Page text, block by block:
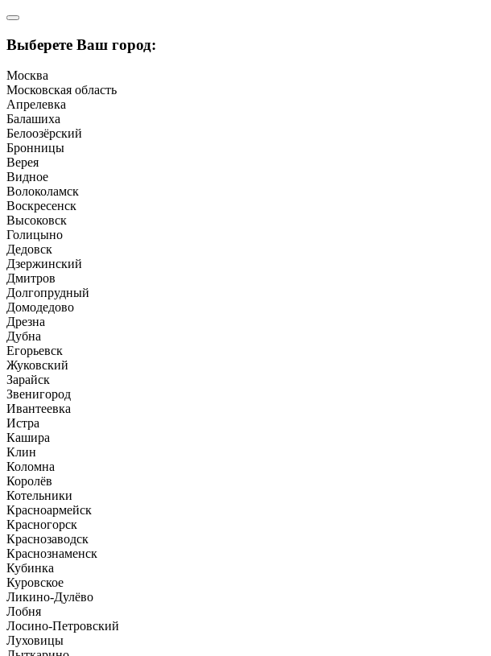
Выберете Ваш город:
Москва
Московская область
Апрелевка
Балашиха
Белоозёрский
Бронницы
Верея
Видное
Волоколамск
Воскресенск
Высоковск
Голицыно
Дедовск
Дзержинский
Дмитров
Долгопрудный
Домодедово
Дрезна
Дубна
Егорьевск
Жуковский
Зарайск
Звенигород
Ивантеевка
Истра
Кашира
Клин
Коломна
Королёв
Котельники
Красноармейск
Красногорск
Краснозаводск
Краснознаменск
Кубинка
Куровское
Ликино-Дулёво
Лобня
Лосино-Петровский
Луховицы